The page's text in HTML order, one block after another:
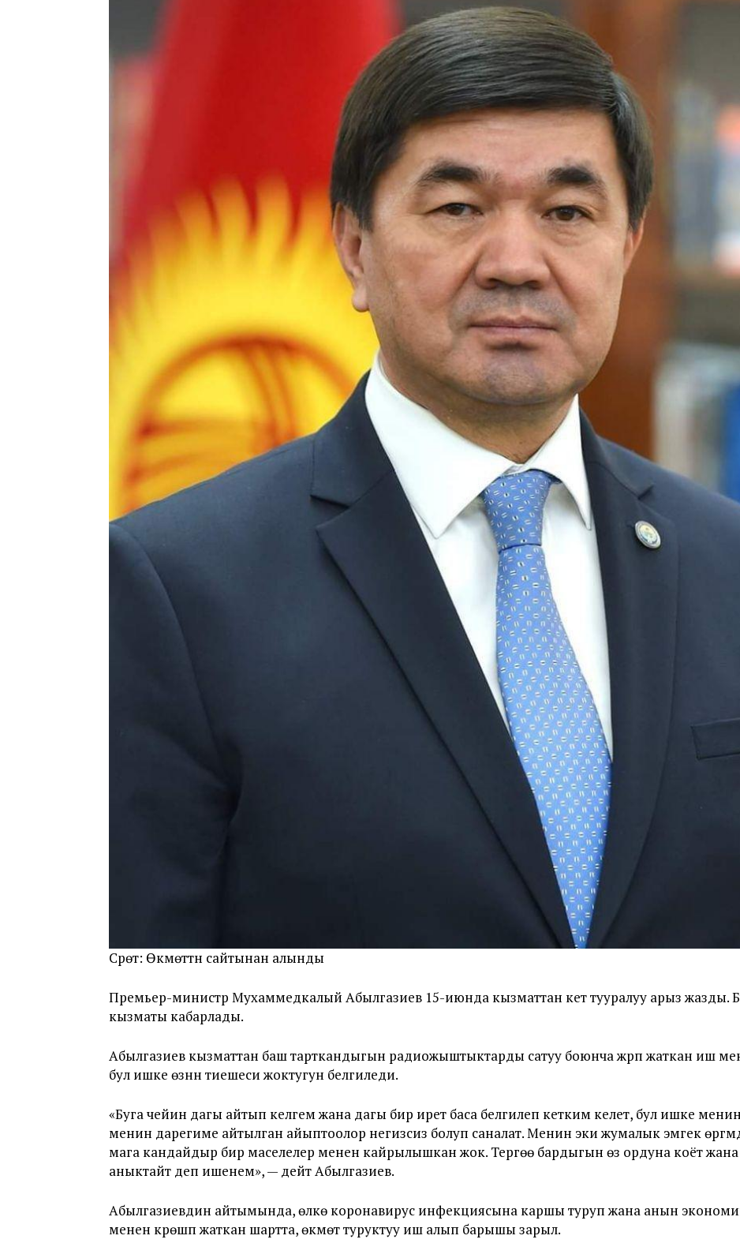
Сүрөт: Өкмөттүн сайтынан алынды
Премьер-министр Мухаммедкалый Абылгазиев 15-июнда кызматтан кетүү тууралуу арыз жазды.
кызматы кабарлады.
Абылгазиев кызматтан баш тарткандыгын радиожыштыктарды сатуу боюнча жүрүп жаткан иш
бул ишке өзүнүн тиешеси жоктугун белгиледи.
«Буга чейин дагы айтып келгем жана дагы бир ирет баса белгилеп кетким келет, бул ишке
менин дарегиме айтылган айыптоолор негизсиз болуп саналат. Менин эки жумалык эмгек
мага кандайдыр бир маселелер менен кайрылышкан жок. Тергөө бардыгын өз ордуна коёт
аныктайт деп ишенем», — дейт Абылгазиев.
Абылгазиевдин айтымында, өлкө коронавирус инфекциясына каршы туруп жана анын
менен күрөшүп жаткан шартта, өкмөт туруктуу иш алып барышы зарыл.